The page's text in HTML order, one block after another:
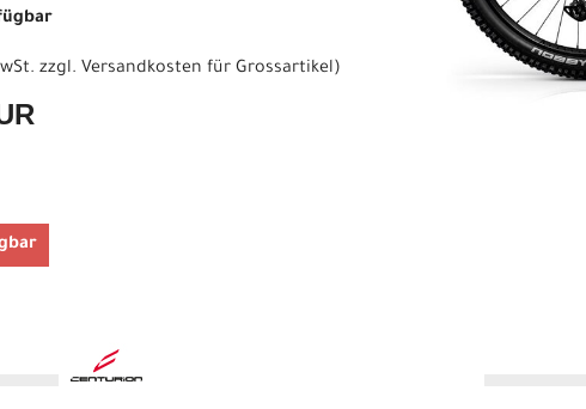
zzgl. Versandkosten für Grossartikel)